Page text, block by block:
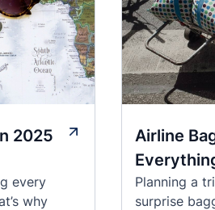
2025
every
why
Airline
Before
Planning a
surprise